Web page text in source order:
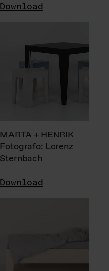
Download
MARTA + HENRIK
Fotografo: Lorenz
Sternbach
Download